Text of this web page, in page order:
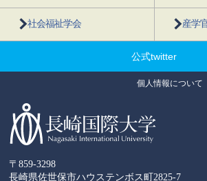
社会福祉学会 産学
公式twitter
〒859-3298
長崎県佐世保市ハウステンボス町2825-7
個人情報について